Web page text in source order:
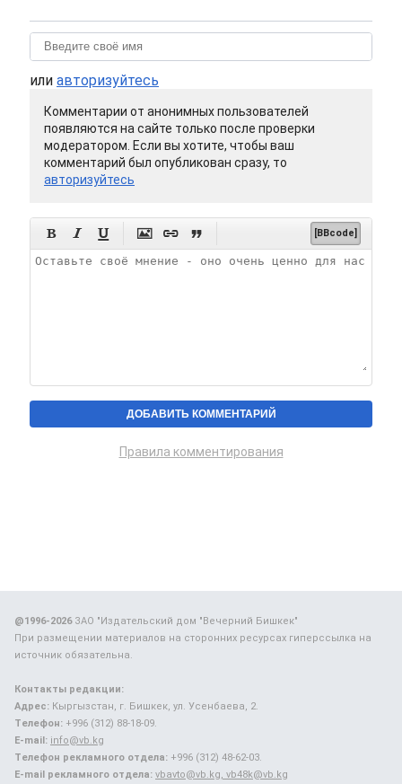
или авторизуйтесь
Комментарии от анонимных пользователей
появляются на сайте только после проверки
модератором. Если вы хотите, чтобы ваш
комментарий был опубликован сразу, то
авторизуйтесь
      [BBcode]
Правила комментирования
@1996-2026ЗАО "Издательский дом "Вечерний Бишкек"
При размещении материалов на сторонних ресурсах гиперссылка на
источник обязательна.
Контакты редакции:
Адрес: Кыргызстан, г. Бишкек, ул. Усенбаева, 2.
Телефон: +996 (312) 88-18-09.
E-mail: info@vb.kg
Телефон рекламного отдела: +996 (312) 48-62-03.
E-mail рекламного отдела: vbavto@vb.kg, vb48k@vb.kg